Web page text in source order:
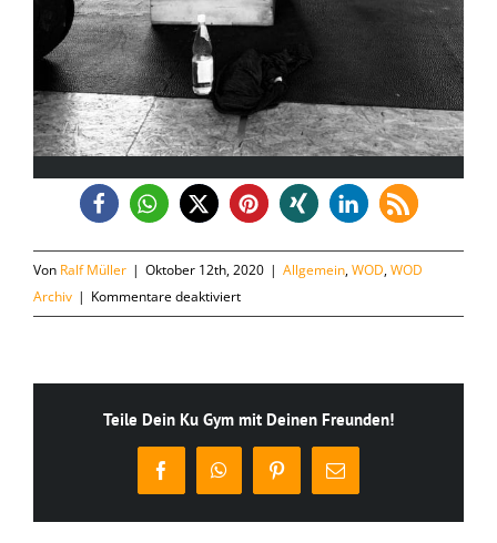
Von Ralf Müller | Oktober 12th, 2020 | Allgemein,WOD,WOD
Archiv | Kommentare deaktiviertfür
Montag,
Teile Dein Ku Gym mit Deinen Freunden!
FacebookWhatsAppPinterest
E-
Mail